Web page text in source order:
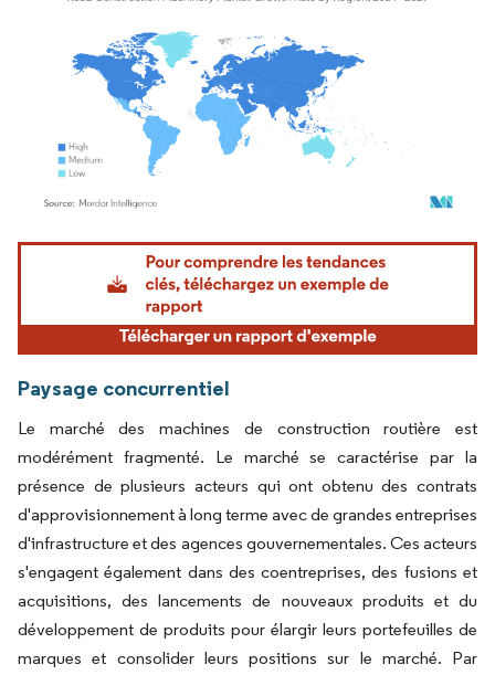
Image © Mordor Intelligence. La réutilisation nécessite une attribution sous CC BY
Paysage concurrentiel
Le marché des machines de construction routière est
modérément fragmenté. Le marché se caractérise par la
présence de plusieurs acteurs qui ont obtenu des contrats
d'approvisionnement à long terme avec de grandes entreprises
d'infrastructure et des agences gouvernementales. Ces acteurs
s'engagent également dans des coentreprises, des fusions et
acquisitions, des lancements de nouveaux produits et du
développement de produits pour élargir leurs portefeuilles de
marques et consolider leurs positions sur le marché. Par